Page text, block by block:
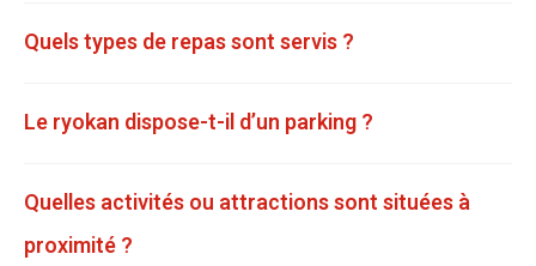
Quels types de repas sont servis ?
Le ryokan dispose-t-il d’un parking ?
Quelles activités ou attractions sont situées à
proximité ?